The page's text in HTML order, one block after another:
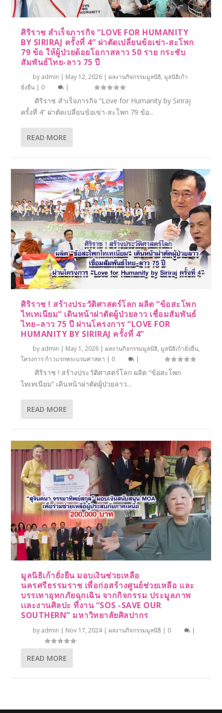
ศิริราช สำเร็จภารกิจ “LOVE FOR HUMANITY
BY SIRIRAJ ครั้งที่ 4” ผ่าตัดเปลี่ยนข้อเข่า-สะโพก
79 ข้อ ให้ผู้ป่วยด้อยโอกาสลาว 50 ราย กระชับ
สัมพันธ์ไทย-ลาว 75 ปี
by admin | May 12, 2026 |ผลงานกิจกรรมมูลนิธิ,มูลนิธิเก้า
ยั่งยืน | 0 |
ศิริราช สำเร็จภารกิจ “Love for Humanity by Siriraj
ครั้งที่ 4” ผ่าตัดเปลี่ยนข้อเข่า-สะโพก 79 ข้อ...
READ MORE
ศิริราช ! สร้างประวัติศาสตร์โลก ผลิต “ข้อสะโพก
ไทเทเนียม“ เดินหน้าผ่าตัดผู้ป่วยลาว เชื่อมสัมพันธ์
ไทย–ลาว 75 ปี ผ่านโครงการ “LOVE FOR
HUMANITY BY SIRIRAJ ครั้งที่ 4”
by admin | May 1, 2026 |ผลงานกิจกรรมมูลนิธิ,มูลนิธิเก้ายั่งยืน,
โครงการ ก้าวแรกพระบรมศาสดา | 0 |
ศิริราช ! สร้างประวัติศาสตร์โลก ผลิต “ข้อสะโพก
ไทเทเนียม“ เดินหน้าผ่าตัดผู้ป่วยลาว...
READ MORE
มูลนิธิเก้ายั่งยืน มอบเงินช่วยเหลือ
นครศรีธรรมราช เพื่อก่อสร้างศูนย์ช่วยเหลือ เเละ
บรรเทาอุทกภัยฉุกเฉิน จากกิจกรรม ประมูลภาพ
เเละงานศิลปะ ที่งาน “SOS -SAVE OUR
SOUTHERN” มหาวิทยาลัยศิลปากร
by admin | Nov 17, 2024|ผลงานกิจกรรมมูลนิธิ | 0 |
READ MORE